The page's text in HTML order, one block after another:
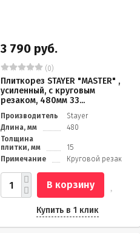
3 790 руб.
(0)
Плиткорез STAYER "MASTER" ,
усиленный, с круговым
резаком, 480мм 33...
Производитель
Stayer
Длина, мм
480
Толщина
плитки, мм
15
Примечание
Круговой резак
В корзину
Купить в 1 клик